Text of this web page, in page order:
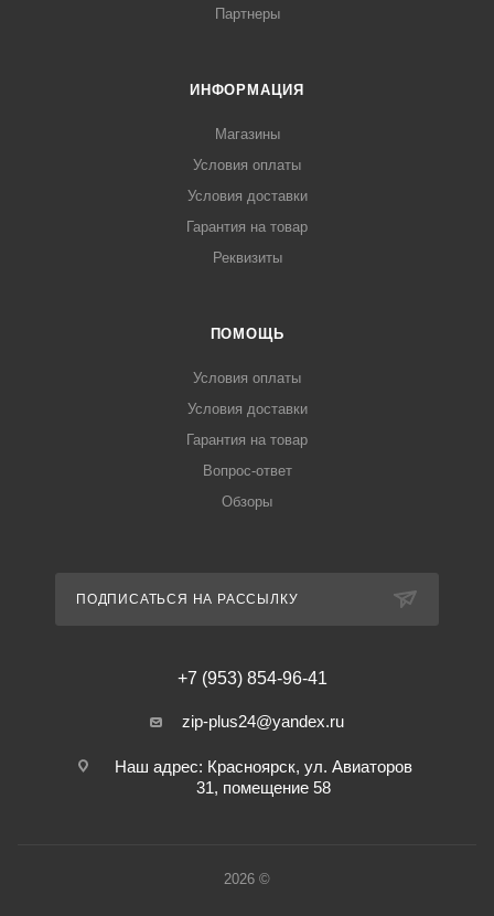
Партнеры
ИНФОРМАЦИЯ
Магазины
Условия оплаты
Условия доставки
Гарантия на товар
Реквизиты
ПОМОЩЬ
Условия оплаты
Условия доставки
Гарантия на товар
Вопрос-ответ
Обзоры
ПОДПИСАТЬСЯ НА РАССЫЛКУ
+7 (953) 854-96-41
zip-plus24@yandex.ru
Наш адрес: Красноярск, ул. Авиаторов
31, помещение 58
2026 ©